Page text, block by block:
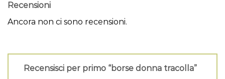
Recensioni
Ancora non ci sono recensioni.
Recensisci per primo “borse donna tracolla”